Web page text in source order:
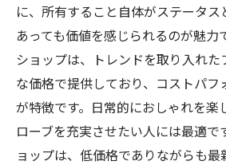
に、所有すること自体がステータ
あっても価値を感じられるのが魅力
ショップは、トレンドを取り入れ
な価格で提供しており、コストパフ
が特徴です。日常的におしゃれを楽
ローブを充実させたい人には最適で
ョップは、低価格でありながらも